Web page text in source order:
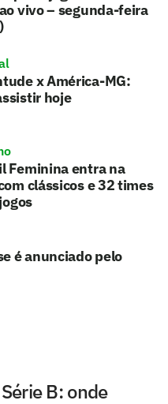
vivo – segunda-feira
x América-MG:
hoje
Feminina entra na
clássicos e 32 times
é anunciado pelo
B: onde